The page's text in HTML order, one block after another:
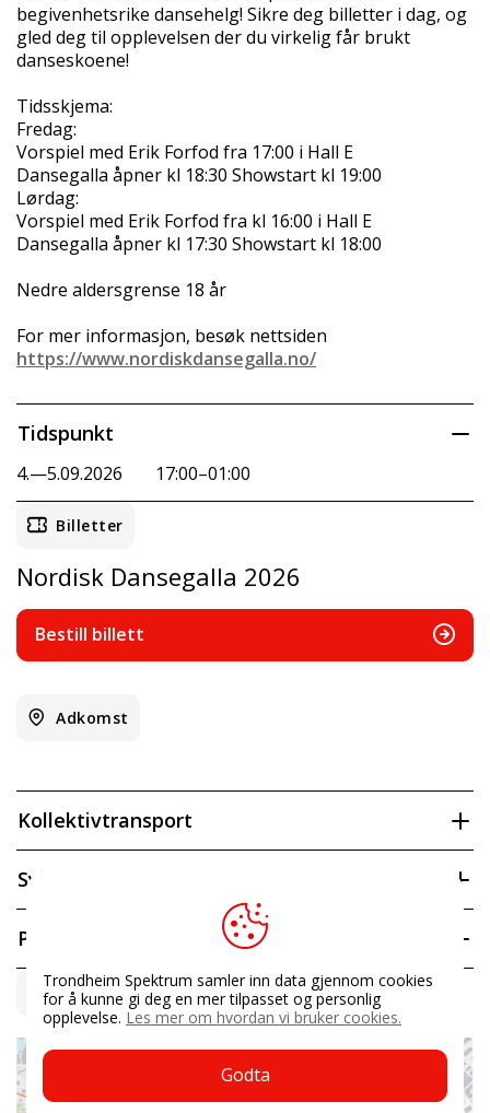
begivenhetsrike dansehelg! Sikre deg billetter i dag, og
gled deg til opplevelsen der du virkelig får brukt
danseskoene!
Tidsskjema:
Fredag:
Vorspiel med Erik Forfod fra 17:00 i Hall E
Dansegalla åpner kl 18:30 Showstart kl 19:00
Lørdag:
Vorspiel med Erik Forfod fra kl 16:00 i Hall E
Dansegalla åpner kl 17:30 Showstart kl 18:00
Nedre aldersgrense 18 år
For mer informasjon, besøk nettsiden
https://www.nordiskdansegalla.no/
Tidspunkt
4.—5.09.2026 17:00–01:00
Adkomst
Kollektivtransport
Sykkel
Parkering
Billetter
Nordisk Dansegalla 2026
Bestill billett
Kart
Trondheim Spektrum samler inn data gjennom cookies
for å kunne gi deg en mer tilpasset og personlig
opplevelse. Les mer om hvordan vi bruker cookies.
Godta